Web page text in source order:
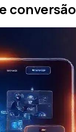
conversão